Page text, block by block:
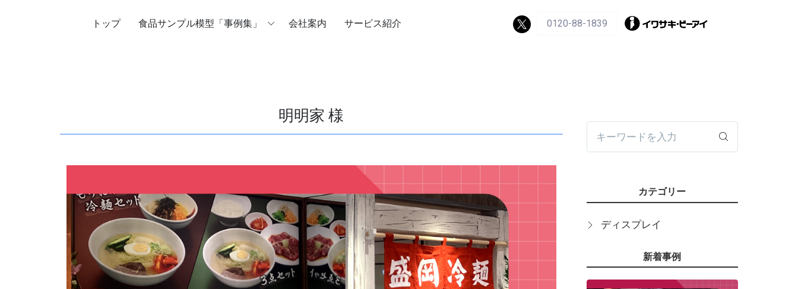
トップ 食品サンプル模型「事例集」 会社案内 サービス紹介 0120-88-1839
明明家 様
キーワードを入力
カテゴリー
ディスプレイ
新着事例